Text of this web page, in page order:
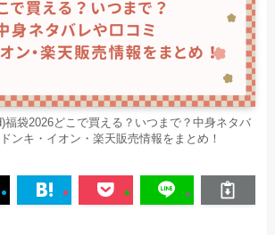
福袋2026どこで買える？いつまで？中身ネタバ
ンキ・イオン・楽天販売情報をまとめ！